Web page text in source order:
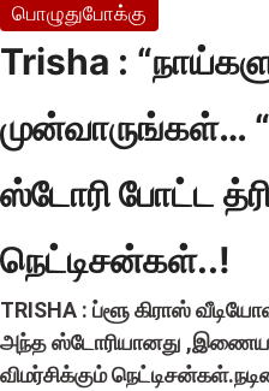
பொழுதுபோக்கு
Trisha :
முன்வாருங்கள்…
ஸ்டோரி போட்ட
நெட்டிசன்கள்..!
TRISHA : ப்ளூ கிராஸ்
அந்த ஸ்டோரியானது
விமர்சிக்கும்